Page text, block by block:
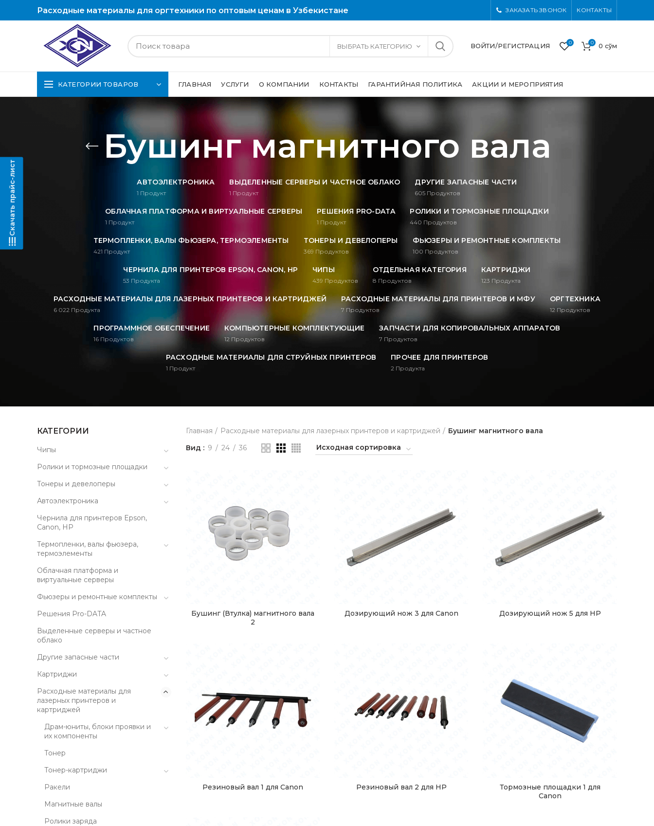
Расходные материалы для оргтехники по оптовым ценам в Узбекистане ЗАКАЗАТЬ ЗВОНОК КОНТАКТЫ
ВЫБРАТЬ КАТЕГОРИЮ ВОЙТИ/РЕГИСТРАЦИЯ 0 0 0 сўм
КАТЕГОРИИ ТОВАРОВ ГЛАВНАЯ УСЛУГИ О КОМПАНИИ КОНТАКТЫ ГАРАНТИЙНАЯ ПОЛИТИКА АКЦИИ И МЕРОПРИЯТИЯ
Бушинг магнитного вала
АВТОЭЛЕКТРОНИКА
1 Продукт
ВЫДЕЛЕННЫЕ СЕРВЕРЫ И ЧАСТНОЕ ОБЛАКО
1 Продукт
ДРУГИЕ ЗАПАСНЫЕ ЧАСТИ
605 Продуктов
ОБЛАЧНАЯ ПЛАТФОРМА И ВИРТУАЛЬНЫЕ СЕРВЕРЫ
1 Продукт
РЕШЕНИЯ PRO-DATA
1 Продукт
РОЛИКИ И ТОРМОЗНЫЕ ПЛОЩАДКИ
440 Продуктов
ТЕРМОПЛЕНКИ, ВАЛЫ ФЬЮЗЕРА, ТЕРМОЭЛЕМЕНТЫ
421 Продукт
ТОНЕРЫ И ДЕВЕЛОПЕРЫ
369 Продуктов
ФЬЮЗЕРЫ И РЕМОНТНЫЕ КОМПЛЕКТЫ
100 Продуктов
ЧЕРНИЛА ДЛЯ ПРИНТЕРОВ EPSON, CANON, HP
53 Продукта
ЧИПЫ
439 Продуктов
ОТДЕЛЬНАЯ КАТЕГОРИЯ
8 Продуктов
КАРТРИДЖИ
123 Продукта
РАСХОДНЫЕ МАТЕРИАЛЫ ДЛЯ ЛАЗЕРНЫХ ПРИНТЕРОВ И КАРТРИДЖЕЙ
6 022 Продукта
РАСХОДНЫЕ МАТЕРИАЛЫ ДЛЯ ПРИНТЕРОВ И МФУ
7 Продуктов
ОРГТЕХНИКА
12 Продуктов
ПРОГРАММНОЕ ОБЕСПЕЧЕНИЕ
16 Продуктов
КОМПЬЮТЕРНЫЕ КОМПЛЕКТУЮЩИЕ
12 Продуктов
ЗАПЧАСТИ ДЛЯ КОПИРОВАЛЬНЫХ АППАРАТОВ
7 Продуктов
РАСХОДНЫЕ МАТЕРИАЛЫ ДЛЯ СТРУЙНЫХ ПРИНТЕРОВ
1 Продукт
ПРОЧЕЕ ДЛЯ ПРИНТЕРОВ
2 Продукта
Главная Расходные материалы для лазерных принтеров и картриджей
Бушинг магнитного вала
Вид
9 24 36
Бушинг (Втулка) магнитного вала
2
Дозирующий нож 3 для Canon Дозирующий нож 5 для HP
Резиновый вал 1 для Canon Резиновый вал 2 для HP
Тормозные площадки 1 для
Canon
КАТЕГОРИИ
Чипы
Ролики и тормозные площадки
Тонеры и девелоперы
Автоэлектроника
Чернила для принтеров Epson,
Canon, HP
Термопленки, валы фьюзера,
термоэлементы
Облачная платформа и
виртуальные серверы
Фьюзеры и ремонтные комплекты
Решения Pro-DATA
Выделенные серверы и частное
облако
Другие запасные части
Картриджи
Расходные материалы для
лазерных принтеров и
картриджей
Драм-юниты, блоки проявки и
их компоненты
Тонер
Тонер-картриджи
Ракели
Магнитные валы
Ролики заряда
Скачать прайс-лист